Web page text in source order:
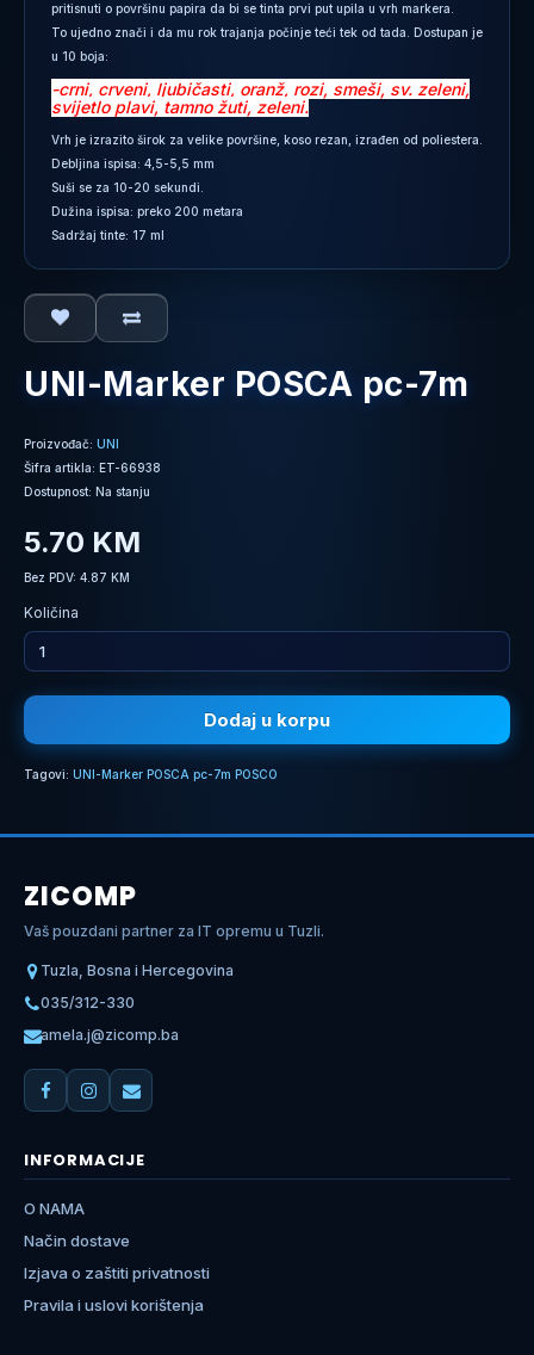
pritisnuti o površinu papira da bi se tinta prvi put upila u vrh markera.
To ujedno znači i da mu rok trajanja počinje teći tek od tada. Dostupan je
u 10 boja:
-crni, crveni, ljubičasti, oranž, rozi, smeši, sv. zeleni,
svijetlo plavi, tamno žuti, zeleni.
Vrh je izrazito širok za velike površine, koso rezan, izrađen od poliestera.
Debljina ispisa: 4,5-5,5 mm
Suši se za 10-20 sekundi.
Dužina ispisa: preko 200 metara
Sadržaj tinte: 17 ml
UNI-Marker POSCA pc-7m
Proizvođač: UNI
Šifra artikla: ET-66938
Dostupnost: Na stanju
5.70 KM
Bez PDV: 4.87 KM
Količina
Dodaj u korpu
Tagovi: UNI-Marker POSCA pc-7m POSCO
ZICOMP
Vaš pouzdani partner za IT opremu u Tuzli.
Tuzla, Bosna i Hercegovina
035/312-330
amela.j@zicomp.ba
INFORMACIJE
O NAMA
Način dostave
Izjava o zaštiti privatnosti
Pravila i uslovi korištenja